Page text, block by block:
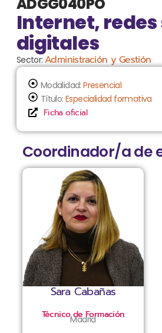
Internet,
digitales
Sector:Administración y Gestión
Modalidad:Presencial
Título:Especialidad formativa
Ficha oficial
Coordinador/a de
Sara Cabañas
Técnico de Formación
Madrid